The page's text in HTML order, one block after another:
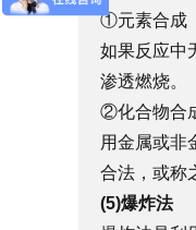
①元素合成
如果反应中
渗透燃烧。
②化合物合
用金属或非
合法，或称
(5)爆炸法